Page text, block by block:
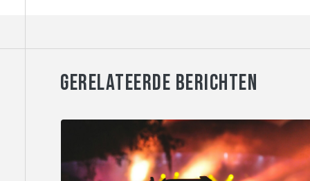
GERELATEERDE BERICHTEN